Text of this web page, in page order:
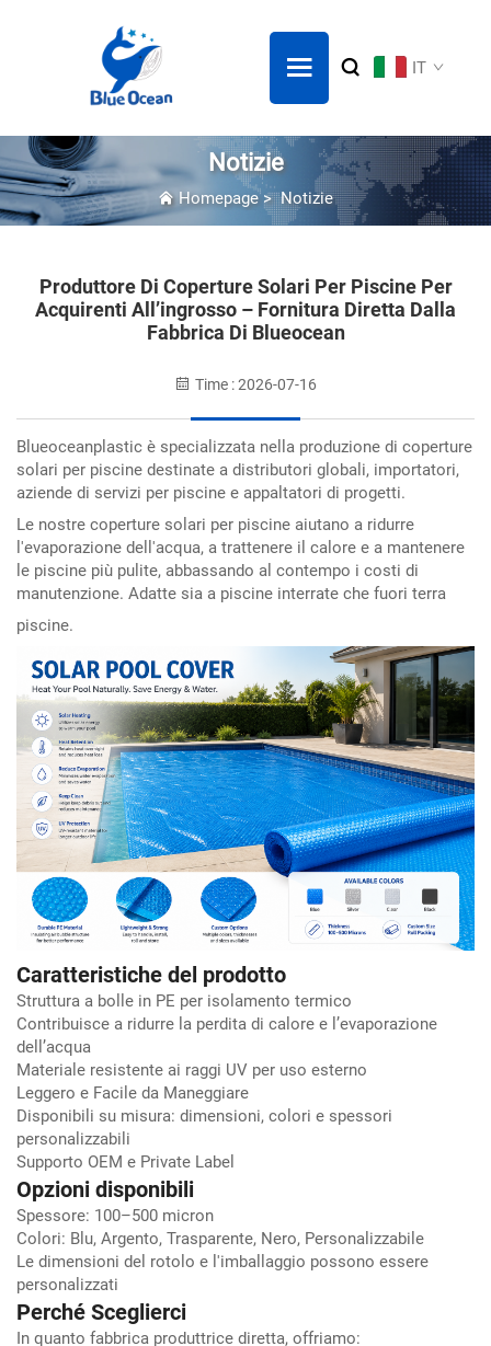
IT
Notizie
Homepage>Notizie
Produttore Di Coperture Solari Per Piscine Per
Acquirenti All’ingrosso – Fornitura Diretta Dalla
Fabbrica Di Blueocean
Time : 2026-07-16
Blueoceanplastic è specializzata nella produzione di coperture
solari per piscine destinate a distributori globali, importatori,
aziende di servizi per piscine e appaltatori di progetti.
Le nostre coperture solari per piscine aiutano a ridurre
l'evaporazione dell'acqua, a trattenere il calore e a mantenere
le piscine più pulite, abbassando al contempo i costi di
manutenzione. Adatte sia a piscine interrate che fuori terra
piscine.
Caratteristiche del prodotto
Struttura a bolle in PE per isolamento termico
Contribuisce a ridurre la perdita di calore e l’evaporazione
dell’acqua
Materiale resistente ai raggi UV per uso esterno
Leggero e Facile da Maneggiare
Disponibili su misura: dimensioni, colori e spessori
personalizzabili
Supporto OEM e Private Label
Opzioni disponibili
Spessore: 100–500 micron
Colori: Blu, Argento, Trasparente, Nero, Personalizzabile
Le dimensioni del rotolo e l'imballaggio possono essere
personalizzati
Perché Sceglierci
In quanto fabbrica produttrice diretta, offriamo: